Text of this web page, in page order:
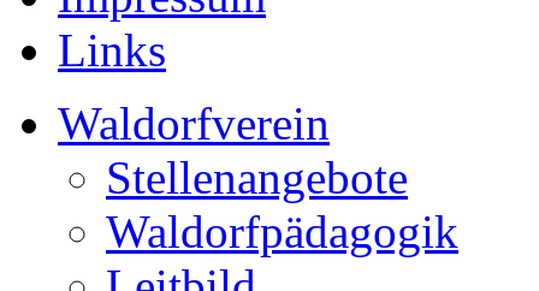
Links
Waldorfverein
Stellenangebote
Waldorfpädagogik